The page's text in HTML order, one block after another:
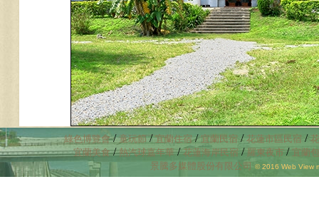
綠色博覽會/童玩節/宜蘭住宿/宜蘭民宿 / 花蓮市區民宿 /
宜蘭美食/熱汽球嘉年華/花蓮海岸民宿 /羅東夜市 / 宜蘭
景騰多媒體股份有限公司
© 2016 Web View